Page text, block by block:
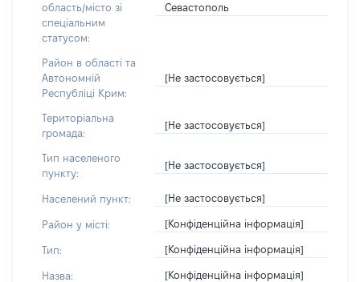
область/місто зі
спеціальним
статусом:
Севастополь
Район в області та
Автономній
Республіці Крим:
[Не застосовується]
Територіальна
громада:
[Не застосовується]
Тип населеного
пункту:
[Не застосовується]
Населений пункт: [Не застосовується]
Район у місті: [Конфіденційна інформація]
Тип: [Конфіденційна інформація]
Назва: [Конфіденційна інформація]